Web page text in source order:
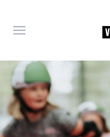
Open hoofdmenu